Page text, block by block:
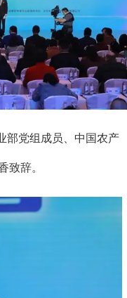
部党组成员、中国农产
致辞。